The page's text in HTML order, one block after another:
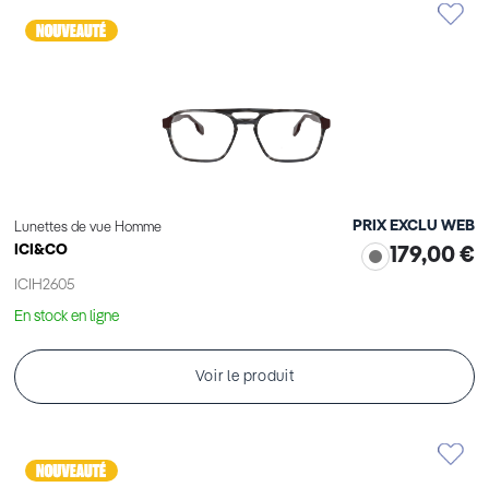
Lunettes de vue Homme
ICI&CO
ICIH2605
PRIX EXCLU WEB
179,00 €
En stock en ligne
Voir le produit